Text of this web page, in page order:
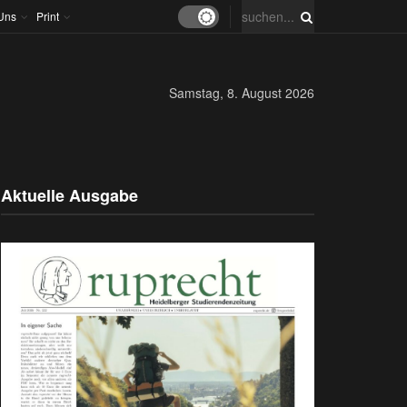
Print
Samstag, 8. August 2026
Aktuelle Ausgabe